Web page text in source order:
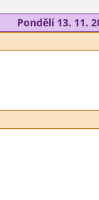
Pondělí 13. 11.